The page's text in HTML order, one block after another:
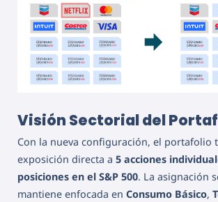
Visión Sectorial del
Con la nueva configuración, el portafolio
exposición directa a 5 acciones
posiciones en el S&P 500. La asignación
mantiene enfocada en Consumo Básico,